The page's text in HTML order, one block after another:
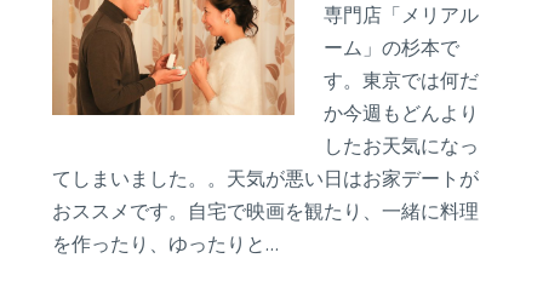
専門店「メリアル
ーム」の杉本で
す。東京では何だ
か今週もどんより
したお天気になっ
てしまいました。。天気が悪い日はお家デートが
おススメです。自宅で映画を観たり、一緒に料理
を作ったり、ゆったりと…